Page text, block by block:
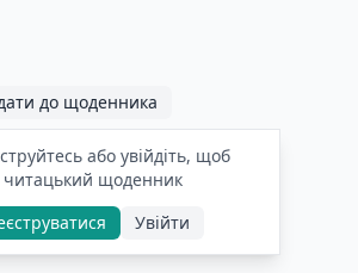
до щоденника
або увійдіть, щоб
читацький щоденник
Увійти